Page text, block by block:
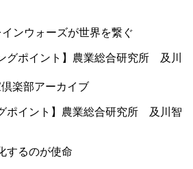
ンウォーズが世界を繋ぐ
楽部アーカイブ
ポイント】農業総合研究所 及川智
するのが使命